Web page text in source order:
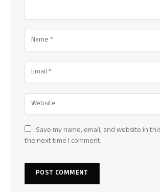
Save my name, email, and website in
the next time I comment.